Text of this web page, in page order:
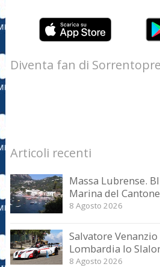
Diventa fan di
Articoli recenti
Massa Lubrense.
Marina del Cantone
8 Agosto 2026
Salvatore
Lombardia lo
8 Agosto 2026